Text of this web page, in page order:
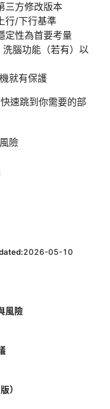
三方修改版本
行/下行基準
定性為首要考量
腦功能（若有）以
就有保護
速跳到你需要的部
險
2026-05-10
風險
）